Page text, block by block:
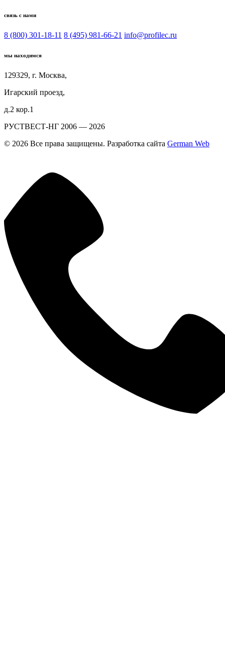
связь с нами
8 (800) 301-18-11 8 (495) 981-66-21 info@profilec.ru
мы находимся
129329, г. Москва,
Игарский проезд,
д.2 кор.1
РУСТВЕСТ-НГ 2006 — 2026
© 2026 Все права защищены. Разработка сайта German Web